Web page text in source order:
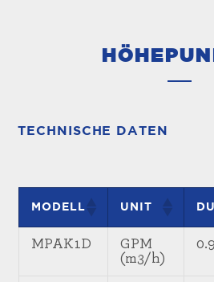
TECHNISCHE DATEN
MODELL UNIT
MPAK1D
GPM
(m3/h)